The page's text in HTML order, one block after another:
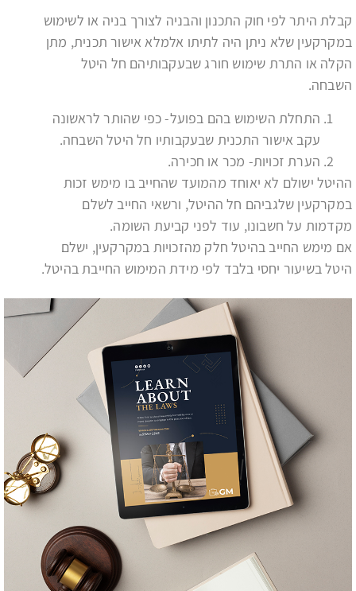
קבלת היתר לפי חוק התכנון והבניה לצורך בניה או לשימוש
במקרקעין שלא ניתן היה לתיתו אלמלא אישור תכנית, מתן
הקלה או התרת שימוש חורג שבעקבותיהם חל היטל
השבחה.
התחלת השימוש בהם בפועל- כפי שהותר לראשונה
עקב אישור התכנית שבעקבותיו חל היטל השבחה.
הערת זכויות- מכר או חכירה.
ההיטל ישולם לא יאוחד מהמועד שהחייב בו מימש זכות
במקרקעין שלגביהם חל ההיטל, ורשאי החייב לשלם
מקדמות על חשבונו, עוד לפני קביעת השומה.
אם מימש החייב בהיטל חלק מהזכויות במקרקעין, ישלם
היטל בשיעור יחסי בלבד לפי מידת המימוש החייבת בהיטל.